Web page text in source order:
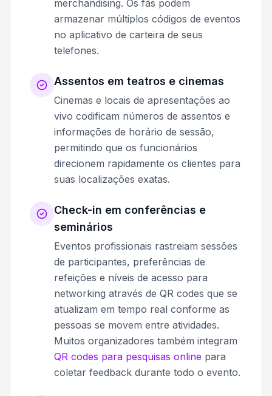
merchandising. Os fãs podem
armazenar múltiplos códigos de eventos
no aplicativo de carteira de seus
telefones.
Assentos em teatros e cinemas
Cinemas e locais de apresentações ao
vivo codificam números de assentos e
informações de horário de sessão,
permitindo que os funcionários
direcionem rapidamente os clientes para
suas localizações exatas.
Check-in em conferências e
seminários
Eventos profissionais rastreiam sessões
de participantes, preferências de
refeições e níveis de acesso para
networking através de QR codes que se
atualizam em tempo real conforme as
pessoas se movem entre atividades.
Muitos organizadores também integram
QR codes para pesquisas online para
coletar feedback durante todo o evento.